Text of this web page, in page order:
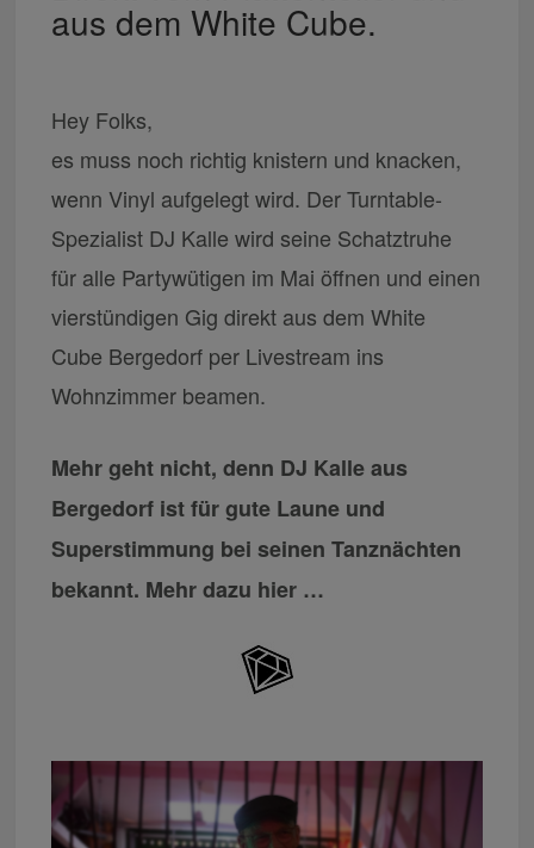
aus dem White Cube.
Hey Folks,
es muss noch richtig knistern und knacken,
wenn Vinyl aufgelegt wird. Der Turntable-
Spezialist DJ Kalle wird seine Schatztruhe
für alle Partywütigen im Mai öffnen und einen
vierstündigen Gig direkt aus dem White
Cube Bergedorf per Livestream ins
Wohnzimmer beamen.
Mehr geht nicht, denn DJ Kalle aus
Bergedorf ist für gute Laune und
Superstimmung bei seinen Tanznächten
bekannt. Mehr dazu hier …